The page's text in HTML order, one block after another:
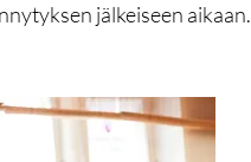
jälkeiseen aikaan.